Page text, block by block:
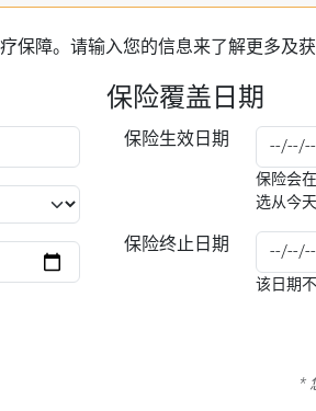
保障。请输入您的信息来了解更多及获
保险覆盖日期
保险生效日期
保险会
选从今
保险终止日期
该日期
*